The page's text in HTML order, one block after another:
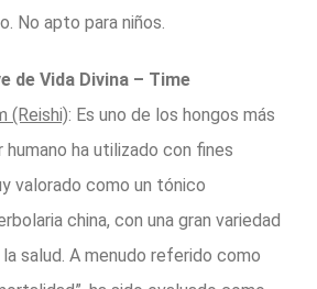
No apto para niños.
de Vida Divina – Time
(Reishi): Es uno de los hongos más
ha utilizado con fines
valorado como un tónico
china, con una gran variedad
salud. A menudo referido como